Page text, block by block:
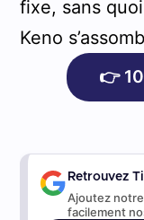
fixe, sans
Keno
👉
Retrouvez
Ajoutez
facilement